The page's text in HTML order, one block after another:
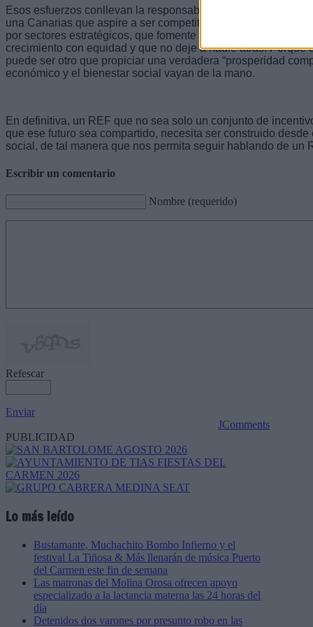
Esos esfuerzos conllevan la responsabilidad de todos los
una Canarias que aspire a ser competitiva, inclusiva y
por sectores estratégicos, que fomente la innovación, que
crecimiento con equidad y que no deje a nadie atrás. Porque
puede ser otro que propiciar una verdadera “prosperidad
económico y el bienestar social vayan de la mano.
En definitiva, un REF que no sea solo un conjunto de
que ese futuro sea compartido, necesita ser construido
social, de tal manera que nos permita seguir hablando de un
Escribir un comentario
Nombre (requerido)
Refescar
Enviar
JComments
PUBLICIDAD
Lo más leído
Bustamante, Muchachito Bombo Infierno y el
festival La Tiñosa & Más llenarán de música Puerto
del Carmen este fin de semana
Las matronas del Molina Orosa ofrecen apoyo
especializado a la lactancia materna las 24 horas del
día
Detenidos dos varones por presunto robo en las